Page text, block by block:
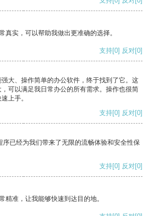
真实，可以帮助我做出更准确的选择。
支持[0] 反对[0]
大、操作简单的办公软件，终于找到了它。这
可以满足我日常办公的所有需求。操作也很简
上手。
支持[0] 反对[0]
序已经为我们带来了无限的流畅体验和安全性保
支持[0] 反对[0]
精准，让我能够快速到达目的地。